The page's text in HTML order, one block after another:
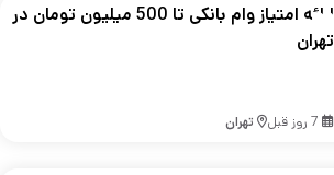
ارائه امتیاز وام بانکی تا 500 میلیون تومان در
تهران
7 روز قبل تهران